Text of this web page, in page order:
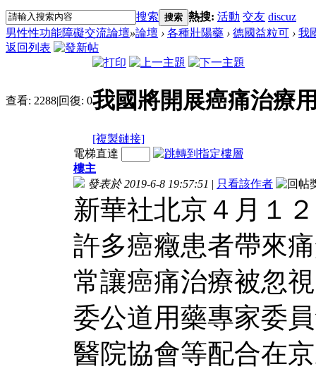
搜索 搜索 熱搜: 活動 交友 discuz
男性性功能障礙交流論壇»論壇 › 各種壯陽藥 › 德國益粒可 › 我
返回列表
查看: 2288|回復: 0我國將開展癌痛治療
[複製鏈接]
電梯直達
樓主
發表於 2019-6-8 19:57:51 | 只看該作者
新華社北京４月１
許多癌癥患者帶來
常讓癌痛治療被忽
委公道用藥專家委
醫院協會等配合在